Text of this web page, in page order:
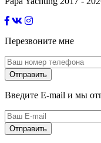
Перезвоните мне
Отправить
Введите E-mail и мы
Отправить